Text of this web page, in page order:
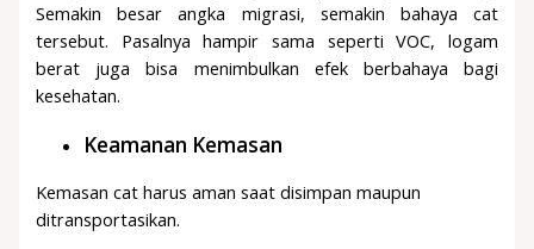
Semakin besar angka migrasi, semakin bahaya cat
tersebut. Pasalnya hampir sama seperti VOC, logam
berat juga bisa menimbulkan efek berbahaya bagi
kesehatan.
Keamanan Kemasan
Kemasan cat harus aman saat disimpan maupun
ditransportasikan.